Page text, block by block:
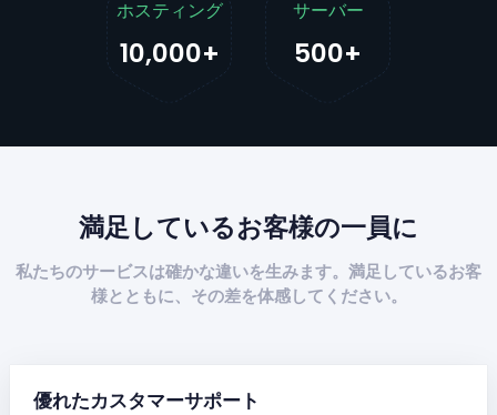
ホスティング
10,000+
サーバー
500+
満足しているお客様の一員に
私たちのサービスは確かな違いを生みます。満足しているお客
様とともに、その差を体感してください。
優れたカスタマーサポート